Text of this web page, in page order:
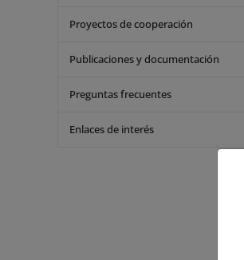
Proyectos de cooperación
Publicaciones y documentación
Preguntas frecuentes
Enlaces de interés